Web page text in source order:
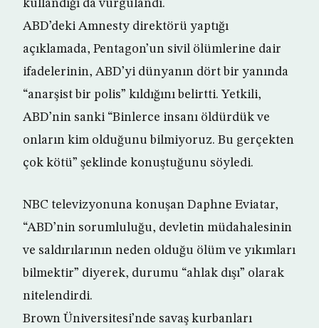
kullandığı da vurgulandı.
ABD’deki Amnesty direktörü yaptığı
açıklamada, Pentagon’un sivil ölümlerine dair
ifadelerinin, ABD’yi dünyanın dört bir yanında
“anarşist bir polis” kıldığını belirtti. Yetkili,
ABD’nin sanki “Binlerce insanı öldürdük ve
onların kim olduğunu bilmiyoruz. Bu gerçekten
çok kötü” şeklinde konuştuğunu söyledi.
NBC televizyonuna konuşan Daphne Eviatar,
“ABD’nin sorumluluğu, devletin müdahalesinin
ve saldırılarının neden olduğu ölüm ve yıkımları
bilmektir” diyerek, durumu “ahlak dışı” olarak
nitelendirdi.
Brown Üniversitesi’nde savaş kurbanları